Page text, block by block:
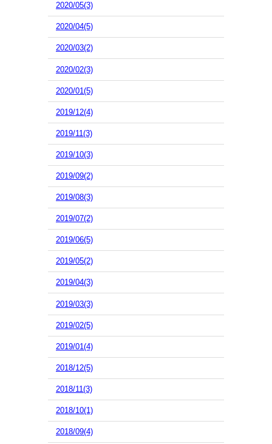
2020/05(3)
2020/04(5)
2020/03(2)
2020/02(3)
2020/01(5)
2019/12(4)
2019/11(3)
2019/10(3)
2019/09(2)
2019/08(3)
2019/07(2)
2019/06(5)
2019/05(2)
2019/04(3)
2019/03(3)
2019/02(5)
2019/01(4)
2018/12(5)
2018/11(3)
2018/10(1)
2018/09(4)